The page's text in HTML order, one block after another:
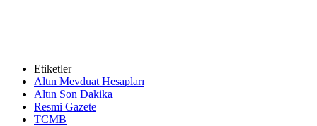
Etiketler
Altın Mevduat Hesapları
Altın Son Dakika
Resmi Gazete
TCMB